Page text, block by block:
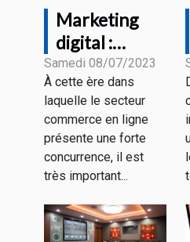
Marketing
digital :
comment
accroître sa
visibilité
grâce aux
différentes
stratégies ?
Samedi 08/07/2023
À cette ère dans
laquelle le secteur
commerce en ligne
présente une forte
concurrence, il est
très important...